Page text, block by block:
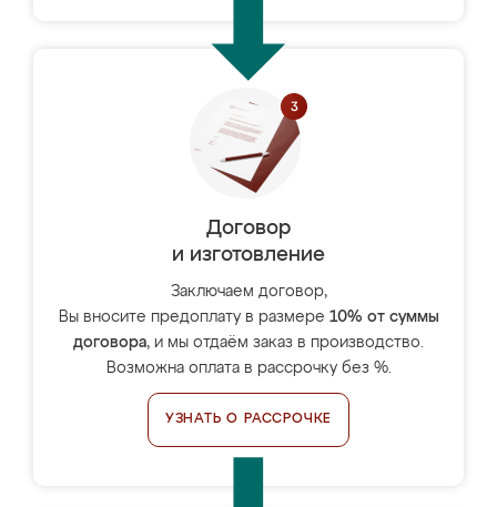
Договор
и изготовление
Заключаем договор,
Вы вносите предоплату в размере 10% от суммы
договора, и мы отдаём заказ в производство.
Возможна оплата в рассрочку без %.
УЗНАТЬ О РАССРОЧКЕ